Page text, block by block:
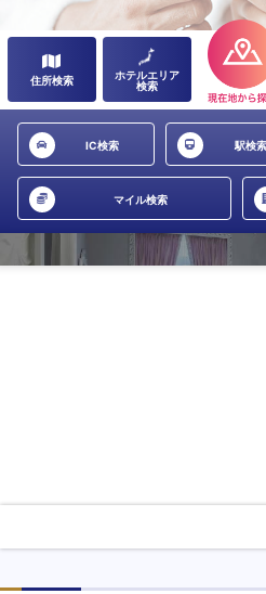
住所検索
ホテルエリア
検索
IC検索 駅検索
マイル検索